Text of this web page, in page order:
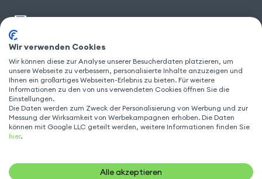
kontakt@gsm55.de
30, bis rue Girard
FOLGEN SIE UNS
Wir verwenden Cookies
Wir können diese zur Analyse unserer Besucherdaten platzieren, um
unsere Webseite zu verbessern, personalisierte Inhalte anzuzeigen und
Ihnen ein großartiges Webseiten-Erlebnis zu bieten. Für weitere
Informationen zu den von uns verwendeten Cookies öffnen Sie die
Einstellungen.
Die Daten werden zum Zweck der Personalisierung von Werbung und zur
Messung der Wirksamkeit von Werbekampagnen erhoben. Die Daten
können mit Google LLC geteilt werden, weitere Informationen finden Sie
hier.
Alle akzeptieren